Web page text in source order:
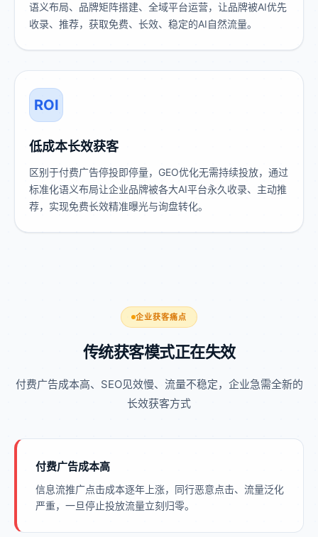
语义布局、品牌矩阵搭建、全域平台运营，让品牌被AI优先
收录、推荐，获取免费、长效、稳定的AI自然流量。
ROI
低成本长效获客
区别于付费广告停投即停量，GEO优化无需持续投放，通过
标准化语义布局让企业品牌被各大AI平台永久收录、主动推
荐，实现免费长效精准曝光与询盘转化。
企业获客痛点
传统获客模式正在失效
付费广告成本高、SEO见效慢、流量不稳定，企业急需全新的
长效获客方式
付费广告成本高
信息流推广点击成本逐年上涨，同行恶意点击、流量泛化
严重，一旦停止投放流量立刻归零。